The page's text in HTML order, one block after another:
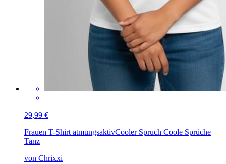
29,99 €
Frauen T-Shirt atmungsaktivCooler Spruch Coole Sprüche
Tanz
von Chrixxi